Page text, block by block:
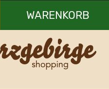
WARENKORB
Ihr Warenkorb ist leer.